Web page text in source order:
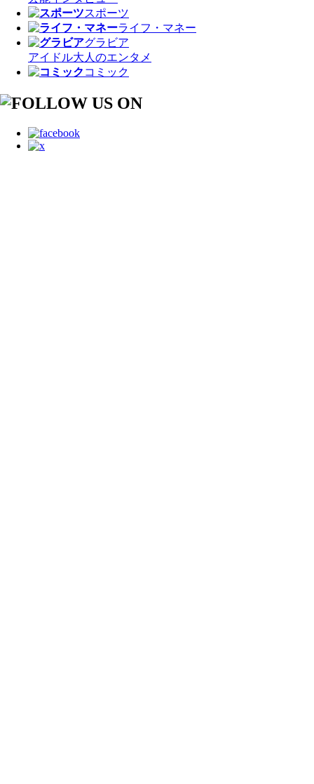
スポーツ
ライフ・マネー
グラビア
アイドル大人のエンタメ
コミック